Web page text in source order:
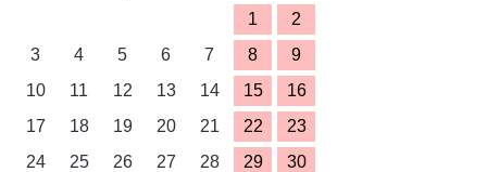
1
2
3
4 5 6 7 8
9
10
11 12 13 14 15
16
17
18 19 20 21 22
23
24
25 26 27 28 29
30